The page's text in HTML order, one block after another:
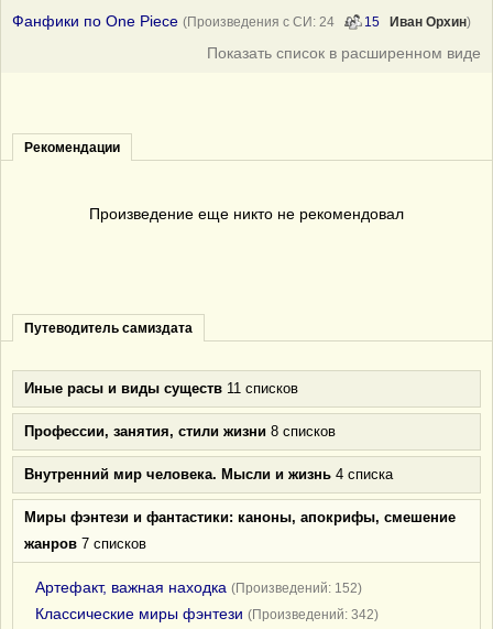
Фанфики по One Piece (Произведения с СИ: 24 15 Иван Орхин)
Показать список в расширенном виде
Рекомендации
Произведение еще никто не рекомендовал
Путеводитель самиздата
Иные расы и виды существ 11 списков
Профессии, занятия, стили жизни 8 списков
Внутренний мир человека. Мысли и жизнь 4 списка
Миры фэнтези и фантастики: каноны, апокрифы, смешение
жанров 7 списков
Артефакт, важная находка (Произведений: 152)
Классические миры фэнтези (Произведений: 342)